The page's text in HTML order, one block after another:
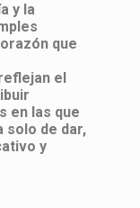
y la
que
el
en las que
solo de dar,
y